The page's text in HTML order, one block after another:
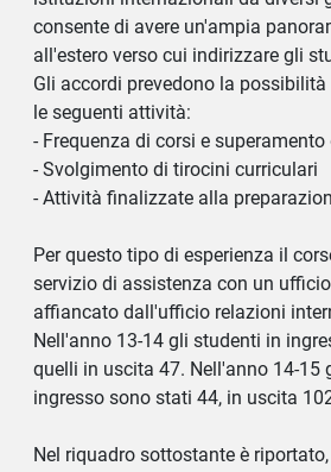
consente di avere un'ampia
all'estero verso cui indirizzare gli
Gli accordi prevedono la
le seguenti attività:
- Frequenza di corsi e
- Svolgimento di tirocini curriculari
- Attività finalizzate alla
Per questo tipo di esperienza il
servizio di assistenza con un
affiancato dall'ufficio relazioni
Nell'anno 13-14 gli studenti in
quelli in uscita 47. Nell'anno 14-15
ingresso sono stati 44, in uscita
Nel riquadro sottostante è